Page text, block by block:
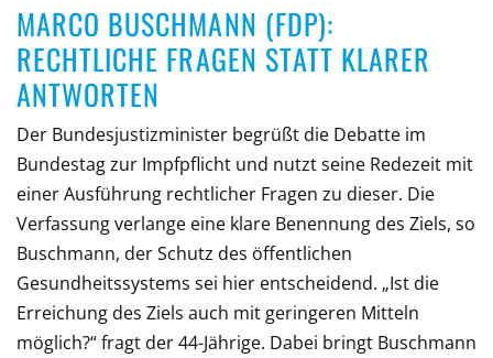
MARCO BUSCHMANN (FDP):
RECHTLICHE FRAGEN STATT KLARER
ANTWORTEN
Der Bundesjustizminister begrüßt die Debatte im
Bundestag zur Impfpflicht und nutzt seine Redezeit mit
einer Ausführung rechtlicher Fragen zu dieser. Die
Verfassung verlange eine klare Benennung des Ziels, so
Buschmann, der Schutz des öffentlichen
Gesundheitssystems sei hier entscheidend. „Ist die
Erreichung des Ziels auch mit geringeren Mitteln
möglich?“ fragt der 44-Jährige. Dabei bringt Buschmann